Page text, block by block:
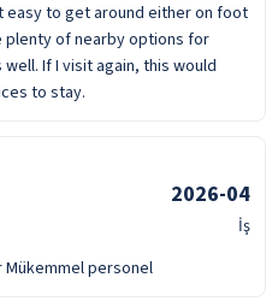
easy to get around either on foot
of nearby options for
If I visit again, this would
to stay.
2026-04
İş
Mükemmel personel